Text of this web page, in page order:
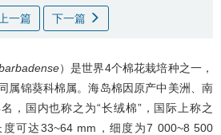
上一篇 下一篇
）是世界4个棉花栽培种之一，
属锦葵科棉属。海岛棉因原产中美洲、南
，国内也称之为“长绒棉”，国际上称之
可达33~64 mm，细度为7 000~8 500